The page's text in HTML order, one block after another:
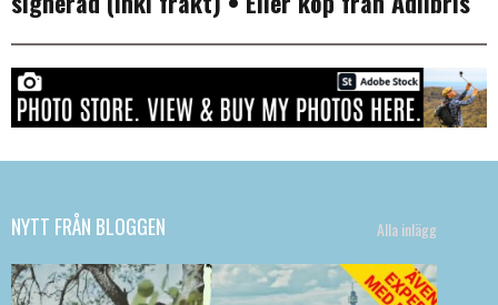
NYTT FRÅN BLOGGEN Alla inlägg